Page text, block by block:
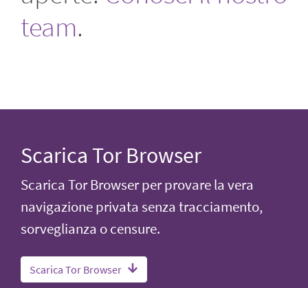
team.
Scarica Tor Browser
Scarica Tor Browser per provare la vera
navigazione privata senza tracciamento,
sorveglianza o censure.
Scarica Tor Browser